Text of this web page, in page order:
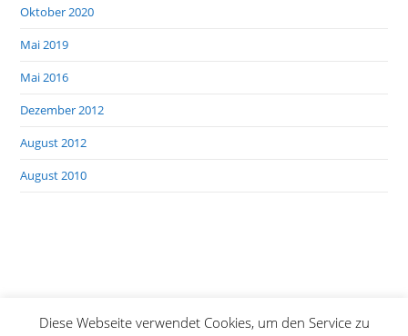
Oktober 2020
Mai 2019
Mai 2016
Dezember 2012
August 2012
August 2010
Datenschutz Impressum
Diese Webseite verwendet Cookies, um den Service zu